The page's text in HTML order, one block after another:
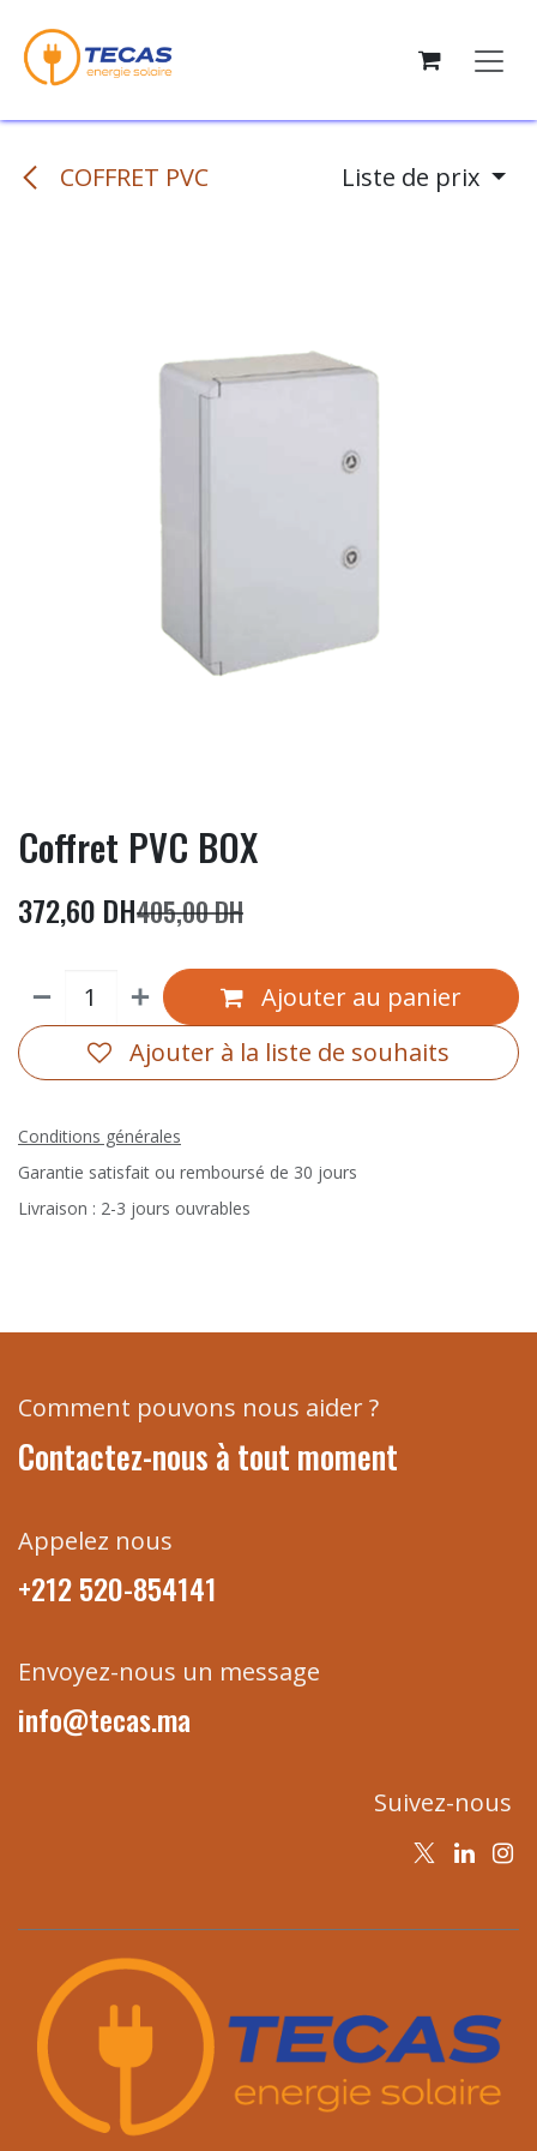
COFFRET PVC Liste de prix
Coffret PVC BOX
372,60 DH405,00DH
Ajouter au panier
Ajouter à la liste de souhaits
Conditions générales
Garantie satisfait ou remboursé de 30 jours
Livraison : 2-3 jours ouvrables
Comment pouvons nous aider ?
Contactez-nous à tout moment
Appelez nous
+212 520-854141
Envoyez-nous un message
info@tecas.ma
Suivez-nous